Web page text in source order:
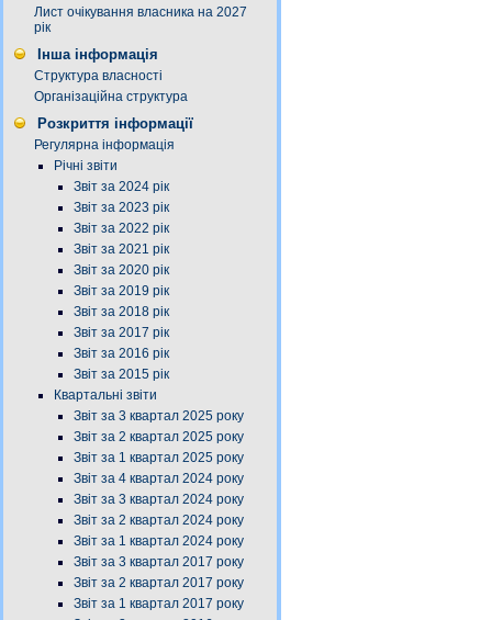
Лист очікування власника на 2027
рік
Інша інформація
Структура власності
Організаційна структура
Розкриття інформації
Регулярна інформація
Річні звіти
Звіт за 2024 рік
Звіт за 2023 рік
Звіт за 2022 рік
Звіт за 2021 рік
Звіт за 2020 рік
Звіт за 2019 рік
Звіт за 2018 рік
Звіт за 2017 рік
Звіт за 2016 рік
Звіт за 2015 рік
Квартальні звіти
Звіт за 3 квартал 2025 року
Звіт за 2 квартал 2025 року
Звіт за 1 квартал 2025 року
Звіт за 4 квартал 2024 року
Звіт за 3 квартал 2024 року
Звіт за 2 квартал 2024 року
Звіт за 1 квартал 2024 року
Звіт за 3 квартал 2017 року
Звіт за 2 квартал 2017 року
Звіт за 1 квартал 2017 року